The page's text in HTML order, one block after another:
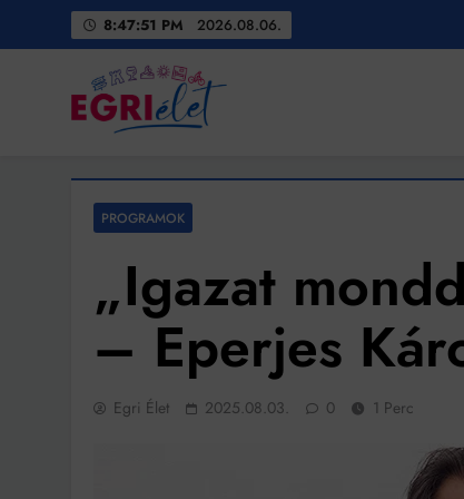
8:47:52 PM 2026.08.06.
Egri Élet
PROGRAMOK
„Igazat
– Eperjes
Egri Élet 2025.08.03. 0 1 Perc